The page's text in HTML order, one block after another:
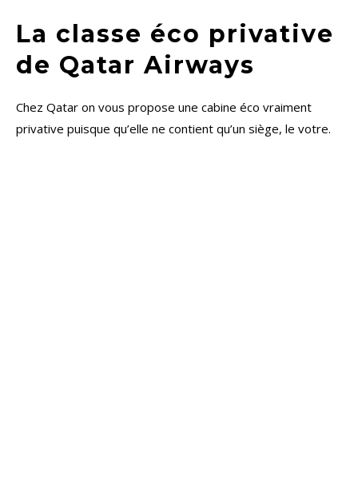
La classe éco privative
de Qatar Airways
Chez Qatar on vous propose une cabine éco vraiment
privative puisque qu’elle ne contient qu’un siège, le votre.